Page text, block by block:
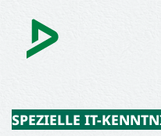
SPEZIELLE IT-